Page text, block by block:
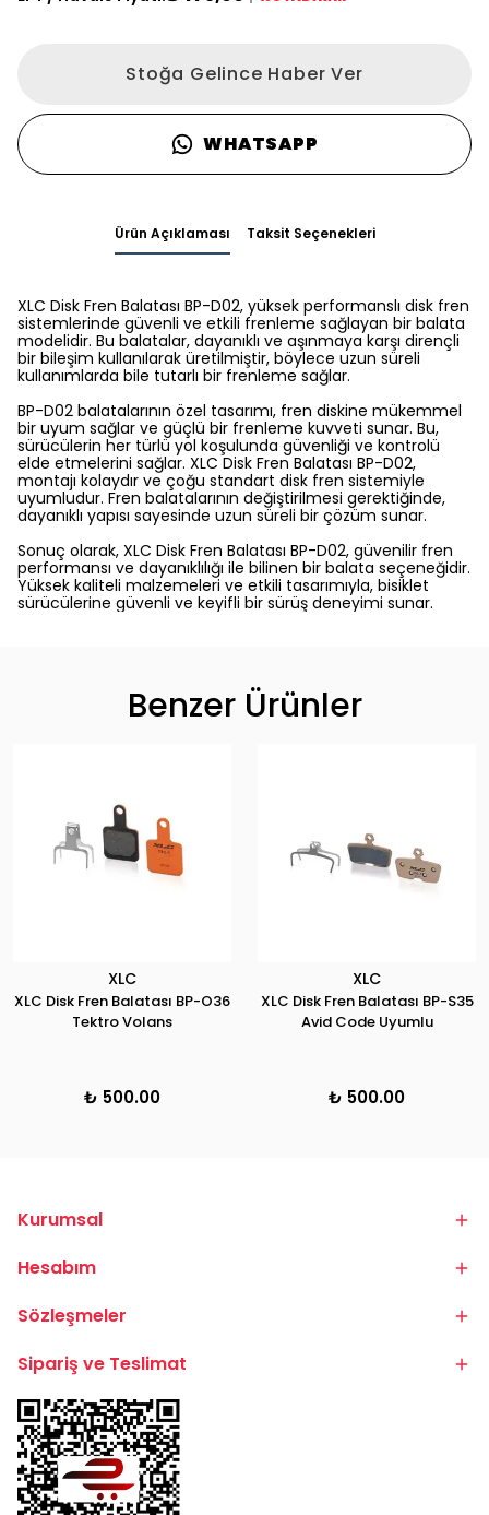
Stoğa Gelince Haber Ver
WHATSAPP
Ürün Açıklaması Taksit Seçenekleri
XLC Disk Fren Balatası BP-D02, yüksek performanslı disk fren
sistemlerinde güvenli ve etkili frenleme sağlayan bir balata
modelidir. Bu balatalar, dayanıklı ve aşınmaya karşı dirençli
bir bileşim kullanılarak üretilmiştir, böylece uzun süreli
kullanımlarda bile tutarlı bir frenleme sağlar.
BP-D02 balatalarının özel tasarımı, fren diskine mükemmel
bir uyum sağlar ve güçlü bir frenleme kuvveti sunar. Bu,
sürücülerin her türlü yol koşulunda güvenliği ve kontrolü
elde etmelerini sağlar. XLC Disk Fren Balatası BP-D02,
montajı kolaydır ve çoğu standart disk fren sistemiyle
uyumludur. Fren balatalarının değiştirilmesi gerektiğinde,
dayanıklı yapısı sayesinde uzun süreli bir çözüm sunar.
Sonuç olarak, XLC Disk Fren Balatası BP-D02, güvenilir fren
performansı ve dayanıklılığı ile bilinen bir balata seçeneğidir.
Yüksek kaliteli malzemeleri ve etkili tasarımıyla, bisiklet
sürücülerine güvenli ve keyifli bir sürüş deneyimi sunar.
Benzer Ürünler
XLC
XLC Disk Fren Balatası BP-O36
Tektro Volans
₺ 500.00
XLC
XLC Disk Fren Balatası BP-S35
Avid Code Uyumlu
₺ 500.00
Kurumsal
Hesabım
Sözleşmeler
Sipariş ve Teslimat